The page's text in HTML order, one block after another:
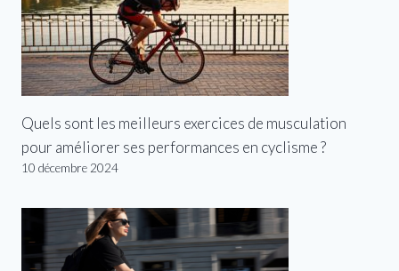
Quels sont les meilleurs exercices de musculation
pour améliorer ses performances en cyclisme ?
10 décembre 2024